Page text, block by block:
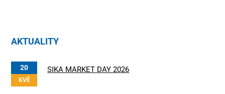
AKTUALITY
20
KVĚ
SIKA MARKET DAY 2026